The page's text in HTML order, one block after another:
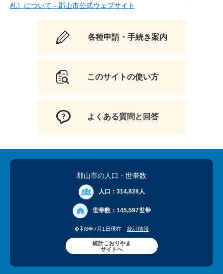
札）について - 郡山市公式ウェブサイト
各種申請・手続き案内
このサイトの使い方
よくある質問と回答
郡山市の人口 ・世帯数
人口： 314,828人
世帯数： 145,597世帯
令和8年7月1日現在 統計情報
統計こおりやま
サイトへ